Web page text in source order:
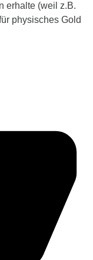
erhalte (weil z.B.
physisches Gold